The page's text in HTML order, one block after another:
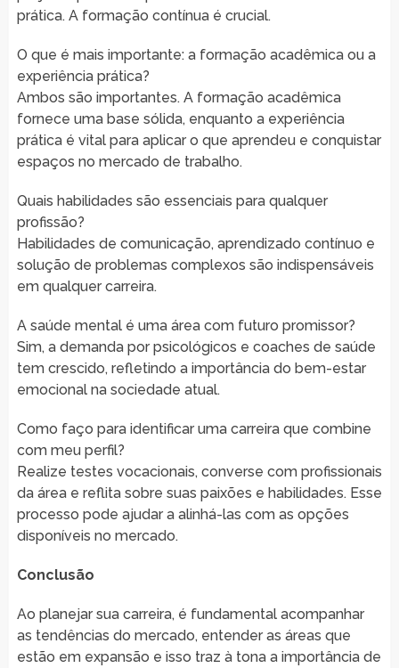
prática. A formação contínua é crucial.
O que é mais importante: a formação acadêmica ou a
experiência prática?
Ambos são importantes. A formação acadêmica
fornece uma base sólida, enquanto a experiência
prática é vital para aplicar o que aprendeu e conquistar
espaços no mercado de trabalho.
Quais habilidades são essenciais para qualquer
profissão?
Habilidades de comunicação, aprendizado contínuo e
solução de problemas complexos são indispensáveis
em qualquer carreira.
A saúde mental é uma área com futuro promissor?
Sim, a demanda por psicológicos e coaches de saúde
tem crescido, refletindo a importância do bem-estar
emocional na sociedade atual.
Como faço para identificar uma carreira que combine
com meu perfil?
Realize testes vocacionais, converse com profissionais
da área e reflita sobre suas paixões e habilidades. Esse
processo pode ajudar a alinhá-las com as opções
disponíveis no mercado.
Conclusão
Ao planejar sua carreira, é fundamental acompanhar
as tendências do mercado, entender as áreas que
estão em expansão e isso traz à tona a importância de